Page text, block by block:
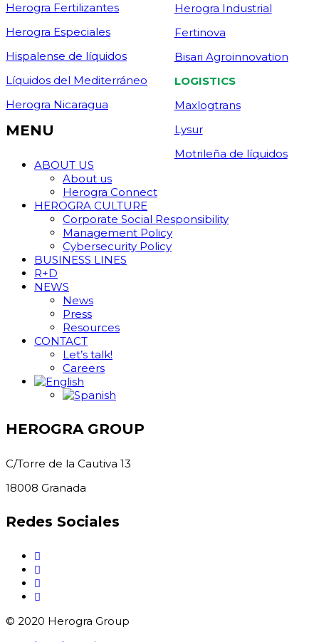
Herogra Fertilizantes
Herogra Especiales
Hispalense de líquidos
Líquidos del Mediterráneo
Herogra Nicaragua
Herogra Industrial
Fertinova
Bisari Agroinnovation
LOGISTICS
Maxlogtrans
Lysur
Motrileña de líquidos
MENU
ABOUT US
About us
Herogra Connect
HEROGRA CULTURE
Corporate Social Responsibility
Management Policy
Cybersecurity Policy
BUSINESS LINES
R+D
NEWS
News
Press
Resources
CONTACT
Let’s talk!
Careers
HEROGRA GROUP
C/Torre de la Cautiva 13
18008 Granada
Redes Sociales
© 2020 Herogra Group